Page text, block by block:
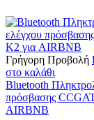
Γρήγορη Προβολή
στο καλάθι
Βluetooth
πρόσβασης
AIRBNB